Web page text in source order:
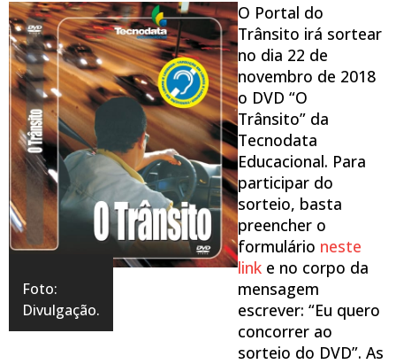
Foto:
Divulgação.
O Portal do
Trânsito irá sortear
no dia 22 de
novembro de 2018
o DVD “O
Trânsito” da
Tecnodata
Educacional. Para
participar do
sorteio, basta
preencher o
formulário neste
link e no corpo da
mensagem
escrever: “Eu quero
concorrer ao
sorteio do DVD”. As